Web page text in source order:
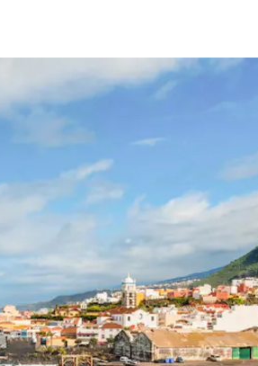
le bas pour les parcourir ou en